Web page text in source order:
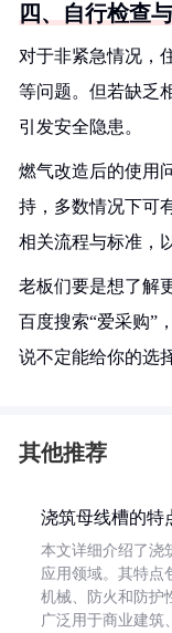
四、自行检查
对于非紧急情况，
等问题。但若缺乏
引发安全隐患。
燃气改造后的使用
持，多数情况下可
相关流程与标准，
老板们要是想了解
百度搜索“爱采购”
说不定能给你的选
其他推荐
浇筑母线槽的特
本文详细介绍了浇
应用领域。其特点
机械、防火和防护
广泛用于商业建筑